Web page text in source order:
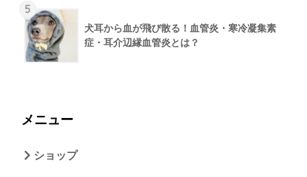
5
犬耳から血が飛び散る！血管炎・寒冷凝集素
症・耳介辺縁血管炎とは？
メニュー
ショップ